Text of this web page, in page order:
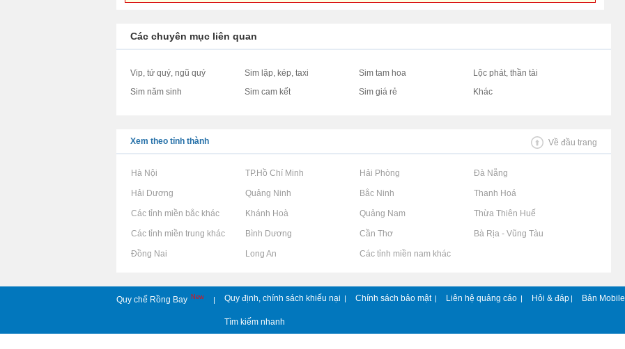
Các chuyên mục liên quan
Vip, tứ quý, ngũ quý Sim lặp, kép, taxi Sim tam hoa
Lộc phát, thần tài
Sim năm sinh
Sim cam kết Sim giá rẻ Khác
Xem theo tỉnh thành Về đầu trang
Rao vặt tại Hà Nội Rao vặt tại TP.Hồ Chí Minh Rao vặt tại Hải Phòng Rao vặt tại Đà Nẵng
Rao vặt tại Hải Dương Rao vặt tại Quảng Ninh Rao vặt tại Bắc Ninh Rao vặt tại Thanh Hoá
Rao vặt tại Các tỉnh miền bắc khácRao vặt tại Khánh Hoà Rao vặt tại Quảng Nam Rao vặt tại Thừa Thiên Huế
Rao vặt tại Các tỉnh miền trung khácRao vặt tại Bình Dương Rao vặt tại Cần Thơ Rao vặt tại Bà Rịa - Vũng Tàu
Rao vặt tại Đồng Nai Rao vặt tại Long An Rao vặt tại Các tỉnh miền nam khác
Quy chế Rồng Bay New | Quy định, chính sách khiếu nại | Chính sách bảo mật | Liên hệ quảng cáo | Hỏi & đáp | Bản Mobile
Tìm kiếm nhanh